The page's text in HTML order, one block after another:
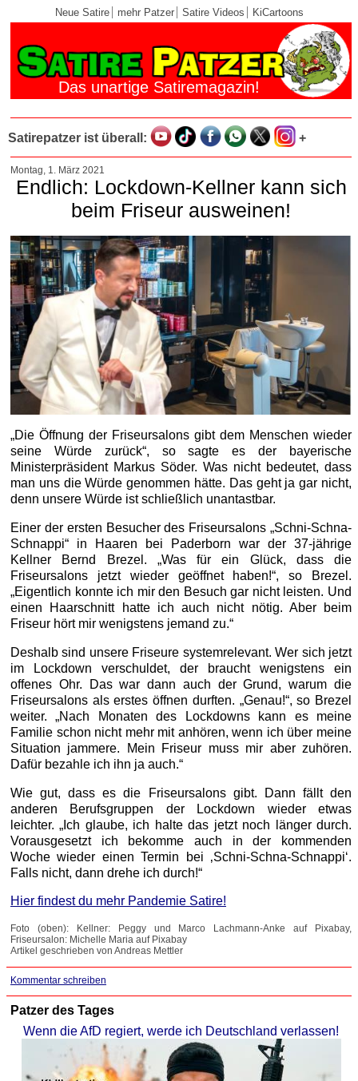
Neue Satire mehr Patzer Satire Videos KiCartoons
Das unartige Satiremagazin!
Satirepatzer ist überall: +
Montag, 1. März 2021
Endlich: Lockdown-Kellner kann sich
beim Friseur ausweinen!
„Die Öffnung der Friseursalons gibt dem Menschen wieder
seine Würde zurück“, so sagte es der bayerische
Ministerpräsident Markus Söder. Was nicht bedeutet, dass
man uns die Würde genommen hätte. Das geht ja gar nicht,
denn unsere Würde ist schließlich unantastbar.
Einer der ersten Besucher des Friseursalons „Schni-Schna-
Schnappi“ in Haaren bei Paderborn war der 37-jährige
Kellner Bernd Brezel. „Was für ein Glück, dass die
Friseursalons jetzt wieder geöffnet haben!“, so Brezel.
„Eigentlich konnte ich mir den Besuch gar nicht leisten. Und
einen Haarschnitt hatte ich auch nicht nötig. Aber beim
Friseur hört mir wenigstens jemand zu.“
Deshalb sind unsere Friseure systemrelevant. Wer sich jetzt
im Lockdown verschuldet, der braucht wenigstens ein
offenes Ohr. Das war dann auch der Grund, warum die
Friseursalons als erstes öffnen durften. „Genau!“, so Brezel
weiter. „Nach Monaten des Lockdowns kann es meine
Familie schon nicht mehr mit anhören, wenn ich über meine
Situation jammere. Mein Friseur muss mir aber zuhören.
Dafür bezahle ich ihn ja auch.“
Wie gut, dass es die Friseursalons gibt. Dann fällt den
anderen Berufsgruppen der Lockdown wieder etwas
leichter. „Ich glaube, ich halte das jetzt noch länger durch.
Vorausgesetzt ich bekomme auch in der kommenden
Woche wieder einen Termin bei ‚Schni-Schna-Schnappi‘.
Falls nicht, dann drehe ich durch!“
Hier findest du mehr Pandemie Satire!
Foto (oben): Kellner: Peggy und Marco Lachmann-Anke auf Pixabay,
Friseursalon: Michelle Maria auf Pixabay
Artikel geschrieben von Andreas Mettler
Kommentar schreiben
Patzer des Tages
Wenn die AfD regiert, werde ich Deutschland verlassen!